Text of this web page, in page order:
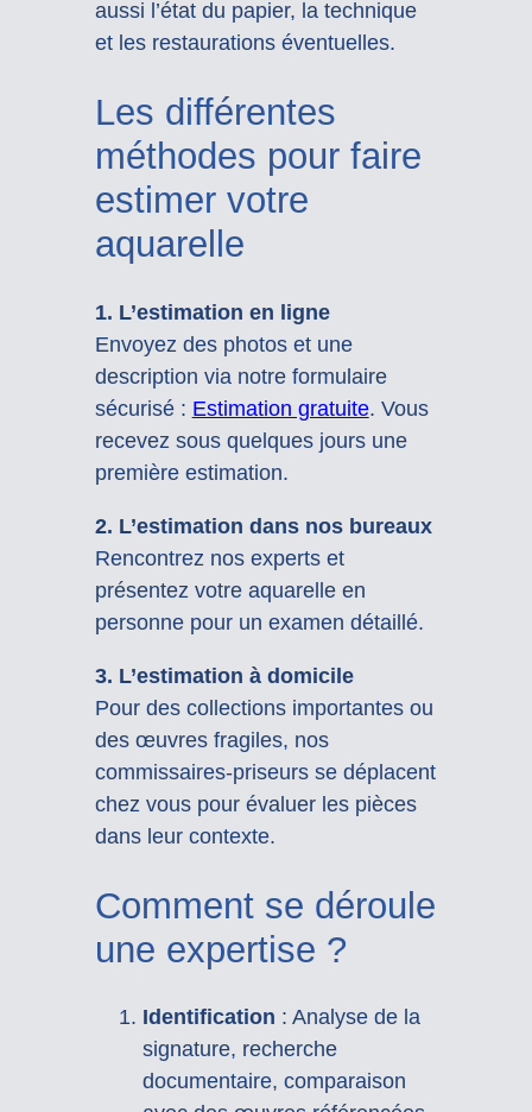
aussi l’état du papier, la technique
et les restaurations éventuelles.
Les différentes
méthodes pour faire
estimer votre
aquarelle
1. L’estimation en ligne
Envoyez des photos et une
description via notre formulaire
sécurisé : Estimation gratuite. Vous
recevez sous quelques jours une
première estimation.
2. L’estimation dans nos bureaux
Rencontrez nos experts et
présentez votre aquarelle en
personne pour un examen détaillé.
3. L’estimation à domicile
Pour des collections importantes ou
des œuvres fragiles, nos
commissaires-priseurs se déplacent
chez vous pour évaluer les pièces
dans leur contexte.
Comment se déroule
une expertise ?
Identification : Analyse de la
signature, recherche
documentaire, comparaison